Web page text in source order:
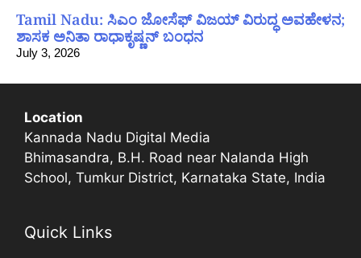
Tamil Nadu: ಸಿಎಂ ಜೋಸೆಫ್ ವಿಜಯ್ ವಿರುದ್ಧ ಅವಹೇಳನ;
ಶಾಸಕ ಅನಿತಾ ರಾಧಾಕೃಷ್ಣನ್ ಬಂಧನ
July 3, 2026
Location
Kannada Nadu Digital Media
Bhimasandra, B.H. Road near Nalanda High
School, Tumkur District, Karnataka State, India
Quick Links